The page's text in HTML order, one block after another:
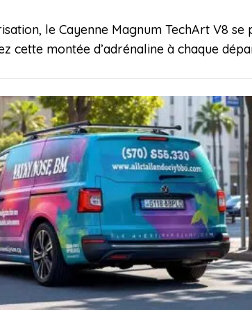
le Cayenne Magnum TechArt V8
cette montée d’adrénaline à chaque